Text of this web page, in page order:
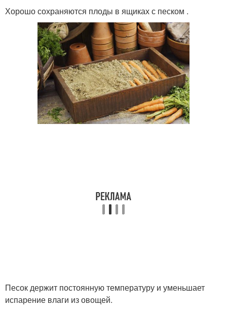
Хорошо сохраняются плоды в ящиках с песком .
Песок держит постоянную температуру и уменьшает
испарение влаги из овощей.